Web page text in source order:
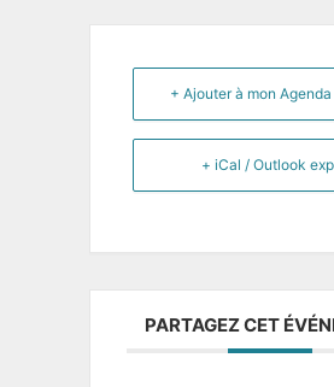
+ Ajouter à mon
+ iCal / Outlook
PARTAGEZ CET